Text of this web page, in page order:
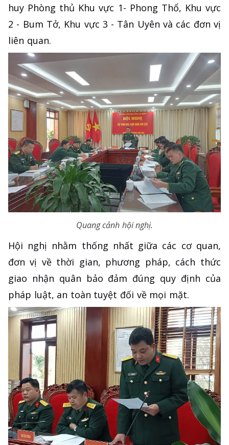
huy Phòng thủ Khu vực 1- Phong Thổ, Khu vực
2 - Bum Tở, Khu vực 3 - Tân Uyên và các đơn vị
liên quan.
Quang cảnh hội nghị.
Hội nghị nhằm thống nhất giữa các cơ quan,
đơn vị về thời gian, phương pháp, cách thức
giao nhận quân bảo đảm đúng quy định của
pháp luật, an toàn tuyệt đối về mọi mặt.